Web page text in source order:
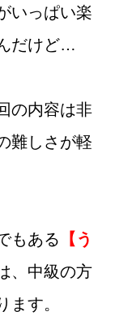
いっぱい楽
だけど…
の内容は非
難しさが軽
もある 【う
、中級の方
ます。